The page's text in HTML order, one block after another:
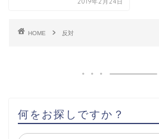
HOME 反対
何をお探しですか？